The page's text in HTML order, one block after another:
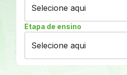
Etapa de ensino